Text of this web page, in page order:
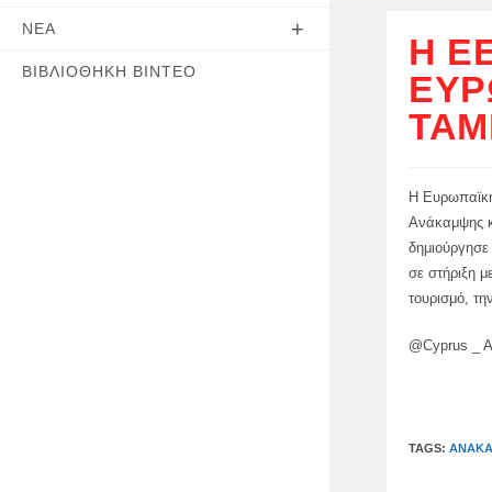
ΝΈΑ
ΒΙΒΛΙΟΘΉΚΗ ΒΊΝΤΕΟ
Η
Η
Ανάκαμψης
σε στήριξη
τουρισμό,
@Cyprus _
TAGS: